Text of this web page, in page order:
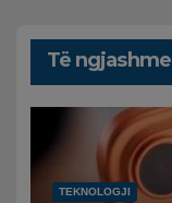
Të ngjashme
TEKNOLOGJI